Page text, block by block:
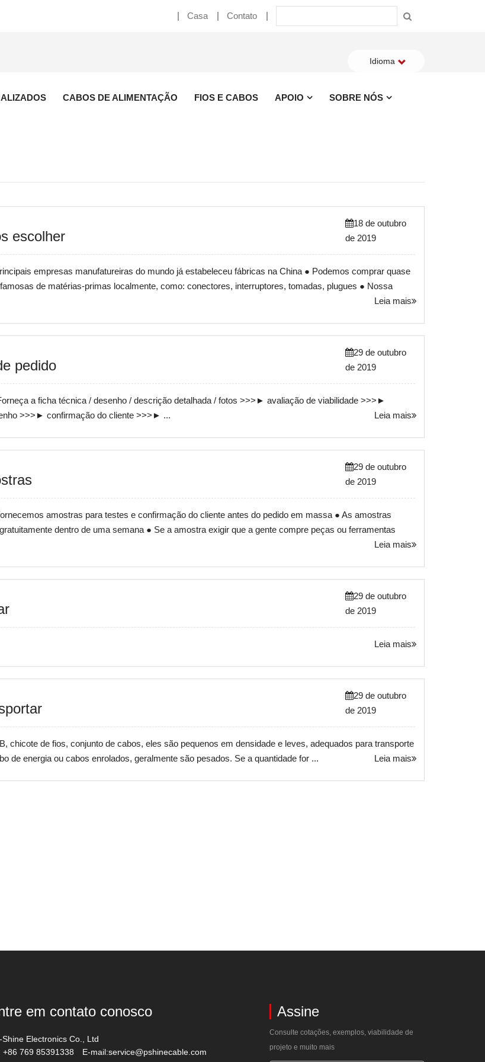
Casa Contato
Idioma
CABOS DE ALIMENTAÇÃO FIOS E CABOS APOIO SOBRE NÓS
escolher
18 de outubro
de 2019
empresas manufatureiras do mundo já estabeleceu fábricas na China ● Podemos comprar quase
de matérias-primas localmente, como: conectores, interruptores, tomadas, plugues ● Nossa
Leia mais
pedido
29 de outubro
de 2019
a ficha técnica / desenho / descrição detalhada / fotos >>>► avaliação de viabilidade >>>►
>>>► confirmação do cliente >>>► ...
Leia mais
29 de outubro
de 2019
amostras para testes e confirmação do cliente antes do pedido em massa ● As amostras
dentro de uma semana ● Se a amostra exigir que a gente compre peças ou ferramentas
Leia mais
29 de outubro
de 2019
Leia mais
29 de outubro
de 2019
chicote de fios, conjunto de cabos, eles são pequenos em densidade e leves, adequados para transporte
de energia ou cabos enrolados, geralmente são pesados. Se a quantidade for ...
Leia mais
em contato conosco
Shine Electronics Co., Ltd
+86 769 85391338
E-mail:service@pshinecable.com
Assine
Consulte cotações, exemplos, viabilidade de
projeto e muito mais